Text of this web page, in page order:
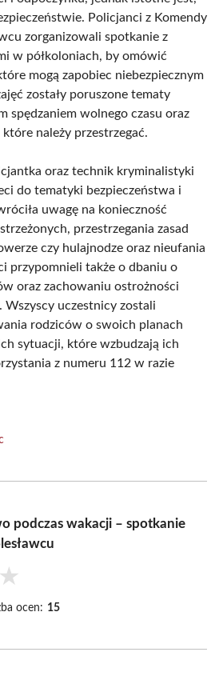
Policjanci z Komendy
zorganizowali spotkanie z
w półkoloniach, by omówić
mogą zapobiec niebezpiecznym
zostały poruszone tematy
spędzaniem wolnego czasu oraz
należy przestrzegać.
oraz technik kryminalistyki
do tematyki bezpieczeństwa i
uwagę na konieczność
przestrzegania zasad
czy hulajnodze oraz nieufania
przypomnieli także o dbaniu o
oraz zachowaniu ostrożności
Wszyscy uczestnicy zostali
rodziców o swoich planach
sytuacji, które wzbudzają ich
z numeru 112 w razie
podczas wakacji – spotkanie
★
ocen: 15